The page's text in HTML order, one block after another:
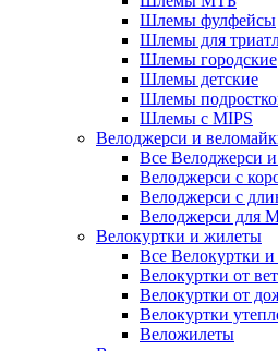
Шлемы фулфейсы
Шлемы для
Шлемы городские
Шлемы детские
Шлемы
Шлемы с MIPS
Велоджерси и
Все Велоджерси
Велоджерси с
Велоджерси с
Велоджерси для
Велокуртки и жилеты
Все Велокуртки
Велокуртки от
Велокуртки от
Велокуртки
Веложилеты